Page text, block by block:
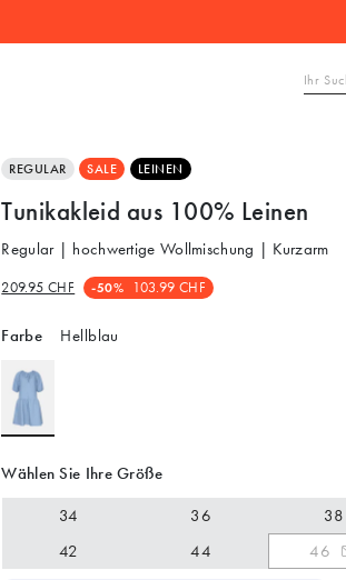
REGULAR SALE LEINEN
Tunikakleid aus 100% Leinen
Regular | hochwertige Wollmischung | Kurzarm
209.95 CHF -50% 103.99 CHF
Farbe Hellblau
Wählen Sie Ihre Größe
34 36 38
42
44 46